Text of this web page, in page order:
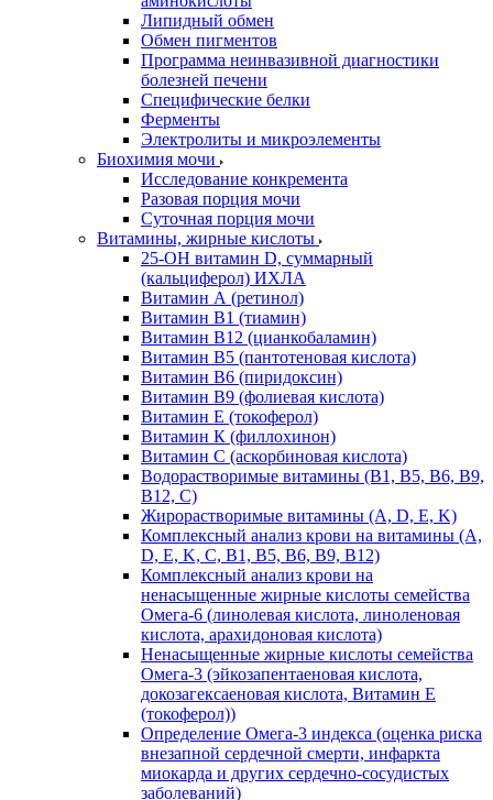
Липидный обмен
Обмен пигментов
Программа неинвазивной диагностики
болезней печени
Специфические белки
Ферменты
Электролиты и микроэлементы
Биохимия мочи
Исследование конкремента
Разовая порция мочи
Суточная порция мочи
Витамины, жирные кислоты
25-OH витамин D, суммарный
(кальциферол) ИХЛА
Витамин А (ретинол)
Витамин В1 (тиамин)
Витамин В12 (цианкобаламин)
Витамин В5 (пантотеновая кислота)
Витамин В6 (пиридоксин)
Витамин В9 (фолиевая кислота)
Витамин Е (токоферол)
Витамин К (филлохинон)
Витамин С (аскорбиновая кислота)
Водорастворимые витамины (B1, B5, B6, В9,
В12, С)
Жирорастворимые витамины (A, D, E, K)
Комплексный анализ крови на витамины (A,
D, E, K, C, B1, B5, B6, В9, B12)
Комплексный анализ крови на
ненасыщенные жирные кислоты семейства
Омега-6 (линолевая кислота, линоленовая
кислота, арахидоновая кислота)
Ненасыщенные жирные кислоты семейства
Омега-3 (эйкозапентаеновая кислота,
докозагексаеновая кислота, Витамин E
(токоферол))
Определение Омега-3 индекса (оценка риска
внезапной сердечной смерти, инфаркта
миокарда и других сердечно-сосудистых
заболеваний)